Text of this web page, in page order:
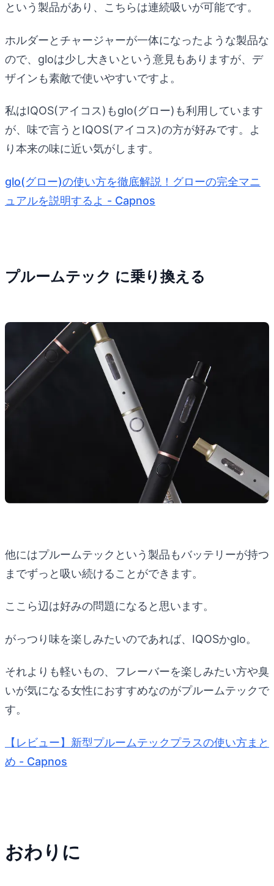
という製品があり、こちらは連続吸いが可能です。
ホルダーとチャージャーが一体になったような製品な
ので、gloは少し大きいという意見もありますが、デ
ザインも素敵で使いやすいですよ。
私はIQOS(アイコス)もglo(グロー)も利用しています
が、味で言うとIQOS(アイコス)の方が好みです。よ
り本来の味に近い気がします。
glo(グロー)の使い方を徹底解説！グローの完全マニ
ュアルを説明するよ - Capnos
プルームテック に乗り換える
他にはプルームテックという製品もバッテリーが持つ
までずっと吸い続けることができます。
ここら辺は好みの問題になると思います。
がっつり味を楽しみたいのであれば、IQOSかglo。
それよりも軽いもの、フレーバーを楽しみたい方や臭
いが気になる女性におすすめなのがプルームテックで
す。
【レビュー】新型プルームテックプラスの使い方まと
め - Capnos
おわりに